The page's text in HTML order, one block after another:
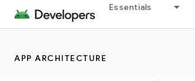
Essentials
APP ARCHITECTURE